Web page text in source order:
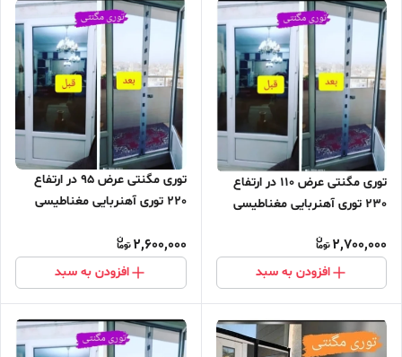
توری مگنتی عرض 110 در ارتفاع
230 توری آهنربایی مغناطیسی
مگنتی پرده توری بالکن توری
مغازه پرده مغازه
2,700,000
افزودن به سبد
توری مگنتی عرض 95 در ارتفاع
220 توری آهنربایی مغناطیسی
مگنتی پرده توری بالکن توری
مغازه پرده مغازه
2,600,000
افزودن به سبد